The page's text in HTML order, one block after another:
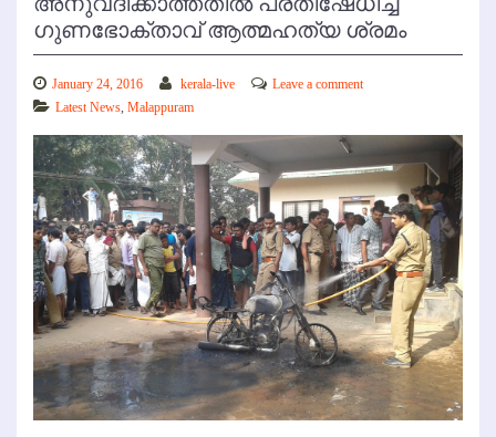
ഗുണഭോക്താവ് ആത്മഹത്യ ശ്രമം
January 24, 2016 kerala-live
Leave a comment
Latest News Malappuram